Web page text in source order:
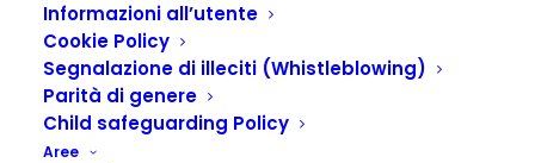
Informazioni all’utente
Cookie Policy
Segnalazione di illeciti (Whistleblowing)
Parità di genere
Child safeguarding Policy
Aree
Formazione
Educatori Scolastica